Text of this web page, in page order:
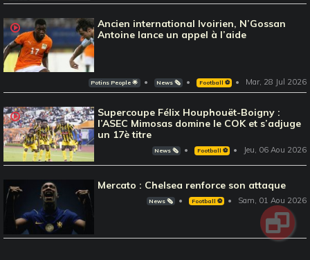
Ancien international Ivoirien, N’Gossan
Antoine lance un appel à l’aide
Potins People 🌟 News 🗞️ Football ⚽️ Mar, 28 Jul 2026
Supercoupe Félix Houphouët-Boigny :
l’ASEC Mimosas domine le COK et s’adjuge
un 17è titre
News 🗞️ Football ⚽️ Jeu, 06 Aou 2026
Mercato : Chelsea renforce son attaque
News 🗞️ Football ⚽️ Sam, 01 Aou 2026